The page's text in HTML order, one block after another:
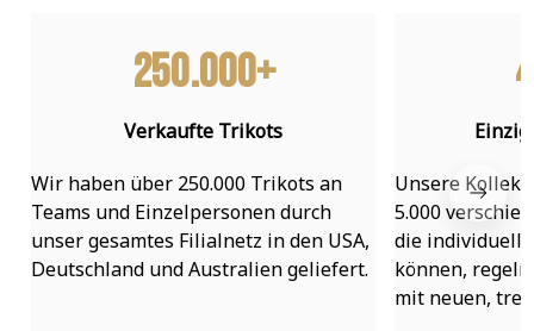
250.000+
Verkaufte Trikots
Wir haben über 250.000 Trikots an
Teams und Einzelpersonen durch
unser gesamtes Filialnetz in den USA,
Deutschland und Australien geliefert.
Unsere
5.000
die individuell
können,
mit neuen,